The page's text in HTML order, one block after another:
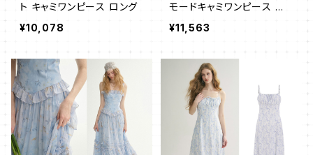
ト キャミワンピース ロング
¥10,078
モードキャミワンピース ロ
ング
¥11,563